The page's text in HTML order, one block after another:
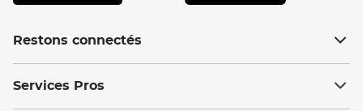
Restons connectés
Services Pros